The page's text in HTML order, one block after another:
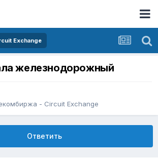
Exchange
железнодорожный
- Circuit Exchange
Ответить